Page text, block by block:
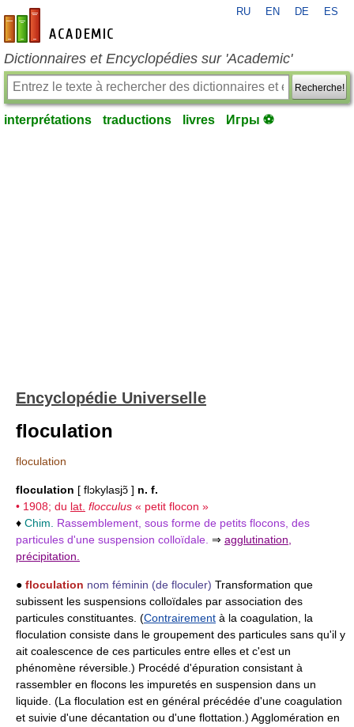
fr-academic.com
RU EN DE ES
Dictionnaires et Encyclopédies sur 'Academic'
Recherche!
interprétations traductions livres Игры ⚽
Encyclopédie Universelle
floculation
floculation
floculation [ flɔkylasjɔ̃ ] n. f.
• 1908; du lat. flocculus « petit flocon »
♦ Chim.
Rassemblement, sous forme de petits flocons, des
particules d'une suspension colloïdale. ⇒ agglutination
précipitation.
● floculation nom féminin (de floculer) Transformation que
subissent les suspensions colloïdales par association des
particules constituantes. (Contrairement à la coagulation, la
floculation consiste dans le groupement des particules sans qu'il y
ait coalescence de ces particules entre elles et c'est un
phénomène réversible.) Procédé d'épuration consistant à
rassembler en flocons les impuretés en suspension dans un
liquide. (La floculation est en général précédée d'une coagulation
et suivie d'une décantation ou d'une flottation.) Agglomération en